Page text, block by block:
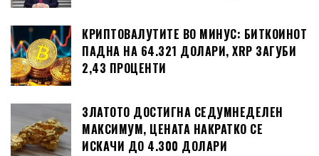
КРИПТОВАЛУТИТЕ ВО МИНУС: БИТКОИНОТ
ПАДНА НА 64.321 ДОЛАРИ, XRP ЗАГУБИ
2,43 ПРОЦЕНТИ
ЗЛАТОТО ДОСТИГНА СЕДУМНЕДЕЛЕН
МАКСИМУМ, ЦЕНАТА НАКРАТКО СЕ
ИСКАЧИ ДО 4.300 ДОЛАРИ